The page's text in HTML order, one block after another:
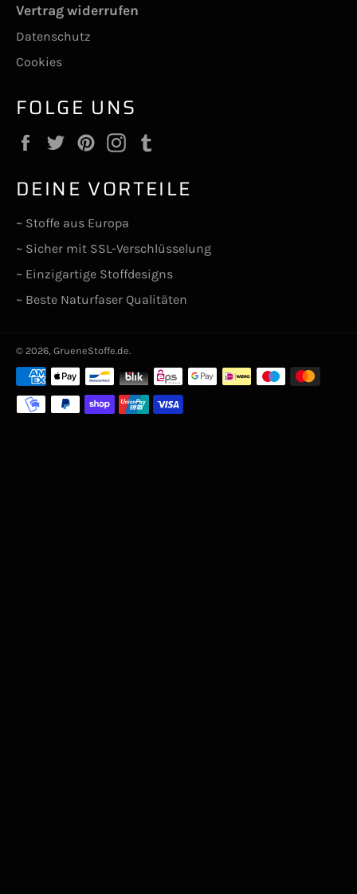
Vertrag widerrufen
Datenschutz
Cookies
FOLGE UNS
FacebookTwitterPinterestInstagram
DEINE VORTEILE
~ Stoffe aus Europa
~ Sicher mit SSL-Verschlüsselung
~ Einzigartige Stoffdesigns
~ Beste Naturfaser Qualitäten
© 2026, GrueneStoffe.de.
Zahlungsarten